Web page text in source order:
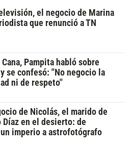
el negocio de Marina
que renunció a TN
Pampita habló sobre
se confesó: "No negocio la
ni de respeto"
de Nicolás, el marido de
Díaz en el desierto: de
imperio a astrofotógrafo